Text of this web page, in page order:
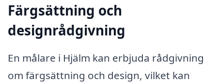
Färgsättning och
designrådgivning
En målare i Hjälm kan erbjuda rådgivning
om färgsättning och design, vilket kan